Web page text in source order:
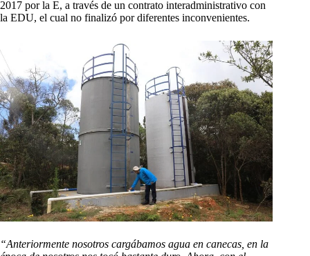
2017 por la E, a través de un contrato interadministrativo con
la EDU, el cual no finalizó por diferentes inconvenientes.
“Anteriormente nosotros cargábamos agua en canecas, en la